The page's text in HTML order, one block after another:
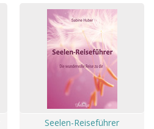
Seelen-Reiseführer